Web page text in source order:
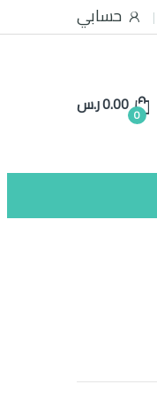
حسابي
0
0.00ر.س